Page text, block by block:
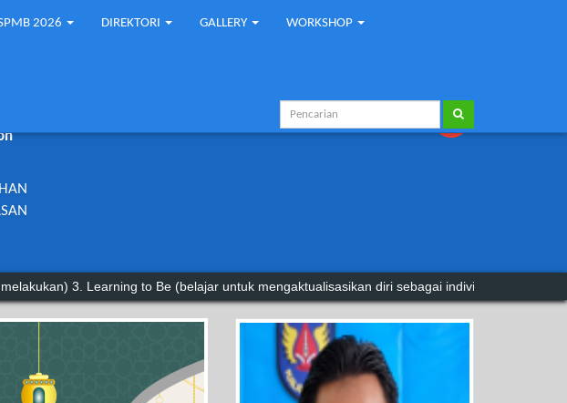
2026 DIREKTORI GALLERY WORKSHOP
Be (belajar untuk mengaktualisasikan diri sebagai individu mandiri yang berkepribadia.